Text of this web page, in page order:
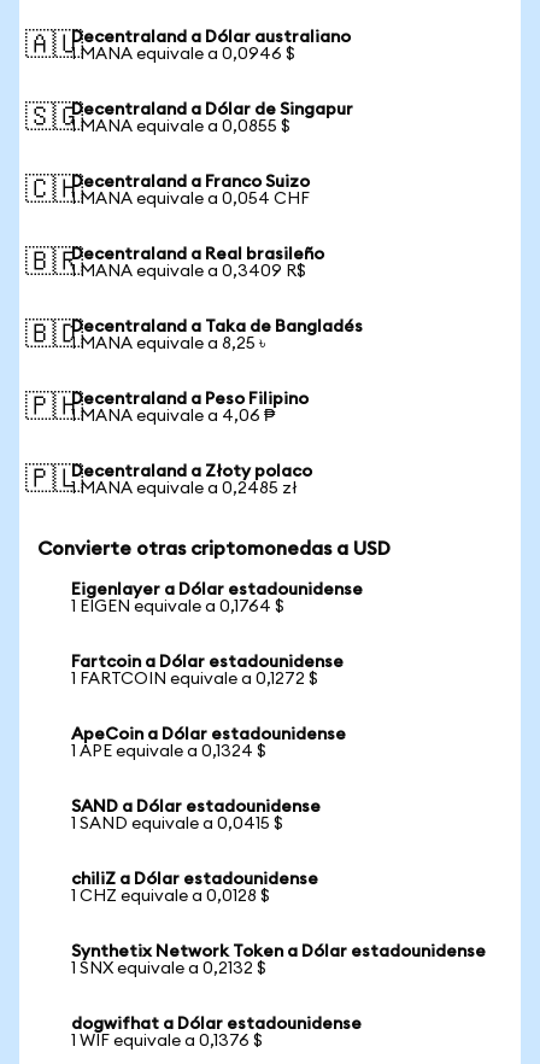
🇦🇺Decentraland a Dólar australiano
1 MANA equivale a 0,0946 $
🇸🇬Decentraland a Dólar de Singapur
1 MANA equivale a 0,0855 $
🇨🇭Decentraland a Franco Suizo
1 MANA equivale a 0,054 CHF
🇧🇷Decentraland a Real brasileño
1 MANA equivale a 0,3409 R$
🇧🇩Decentraland a Taka de Bangladés
1 MANA equivale a 8,25 ৳
🇵🇭Decentraland a Peso Filipino
1 MANA equivale a 4,06 ₱
🇵🇱Decentraland a Złoty polaco
1 MANA equivale a 0,2485 zł
Convierte otras criptomonedas a USD
Eigenlayer a Dólar estadounidense
1 EIGEN equivale a 0,1764 $
Fartcoin a Dólar estadounidense
1 FARTCOIN equivale a 0,1272 $
ApeCoin a Dólar estadounidense
1 APE equivale a 0,1324 $
SAND a Dólar estadounidense
1 SAND equivale a 0,0415 $
chiliZ a Dólar estadounidense
1 CHZ equivale a 0,0128 $
Synthetix Network Token a Dólar estadounidense
1 SNX equivale a 0,2132 $
dogwifhat a Dólar estadounidense
1 WIF equivale a 0,1376 $